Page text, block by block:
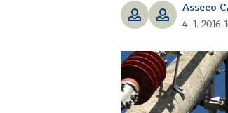
Asseco
4. 1. 2016